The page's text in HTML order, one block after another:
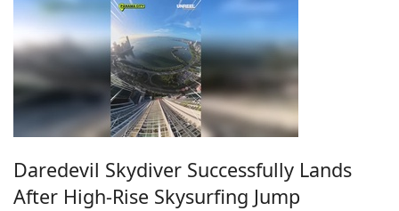
Daredevil Skydiver Successfully Lands
After High-Rise Skysurfing Jump